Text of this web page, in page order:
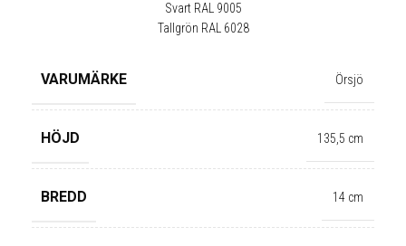
Svart RAL 9005
Tallgrön RAL 6028
VARUMÄRKE Örsjö
HÖJD 135,5 cm
BREDD 14 cm